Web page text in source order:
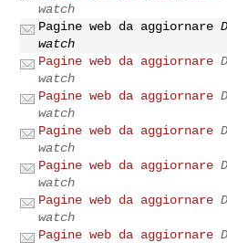
watch
Pagine web da aggiornare
watch
Pagine web da aggiornare
watch
Pagine web da aggiornare
watch
Pagine web da aggiornare
watch
Pagine web da aggiornare
watch
Pagine web da aggiornare
watch
Pagine web da aggiornare